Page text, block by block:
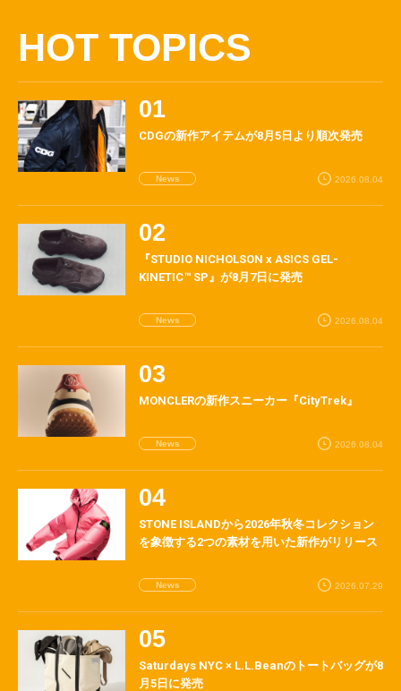
HOT TOPICS
CDGの新作アイテムが8月5日より順次発売
News 2026.08.04
『STUDIO NICHOLSON x ASICS GEL-
KINETIC™ SP』が8月7日に発売
News 2026.08.04
MONCLERの新作スニーカー『CityTrek』
News 2026.08.04
STONE ISLANDから2026年秋冬コレクション
を象徴する2つの素材を用いた新作がリリース
News 2026.07.29
Saturdays NYC × L.L.Beanのトートバッグが8
月5日に発売